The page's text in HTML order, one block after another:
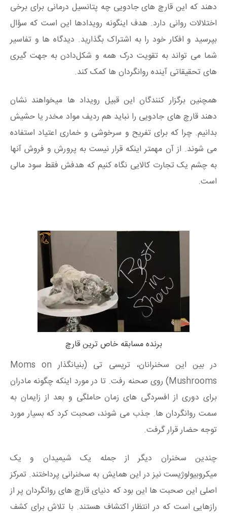
دهند که این قارچ های جادویی چه پتانسیل درمانی برای برخی
اختلالات روانی دارد. هدف اینگونه رویدادها این است که سؤال
بپرسید و افکار خود را به اشتراک بگذارید. دیدگاه ها و تفاسیر
شما می تواند به تقویت درک همه و شکل‌دادن به جهت گیری
های تحقیقاتی آینده روانگردان ها کمک کند.
همچنین برگزار کنندگان این قبیل رویداد ها میخواهند نشان
دهند قارچ های جادویی را نباید هم ردیف مواد مخدر یا حشیش
بدانیم. چرا که برای تفریح و سرخوشی و خماری اعتیاد استفاده
می شوند. از آن مهمتر اینکه قرار نیست به پرورش و فروش آنها
به چشم یک تجارت کالایی نگاه کنیم که هدفش فقط سود مالی
است.
برنده مسابقه خاص ترین قارچ
در بین این سخنرانان، تریسی تی (بنیانگذار Moms on
Mushrooms) روی صحنه رفت. تا در مورد اینکه چگونه مادران
برای دوری از افسردگی های زمان حاملگی و بعد از زایمان به
سمت روانگردان ها. جذب می شوند، صحبت کرد که بسیار مورد
توجه حضار قرار گرفت.
چندین سخنران دیگر از جمله یک شیمیدان و یک
میکروبیولوژیست نیز در این همایش به سخنرانی پرداختند. تمرکز
اصلی این صحبت ها این بود که دنیای قارچ های روانگردان پر از
رازهایی است که در انتظار اکتشاف هستند. با تلاش برای کشف